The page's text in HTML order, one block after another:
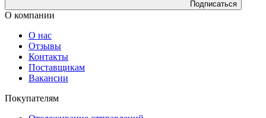
Подписаться
О компании
О нас
Отзывы
Контакты
Поставщикам
Вакансии
Покупателям